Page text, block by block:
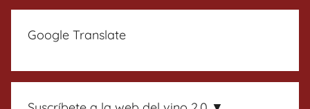
Google Translate